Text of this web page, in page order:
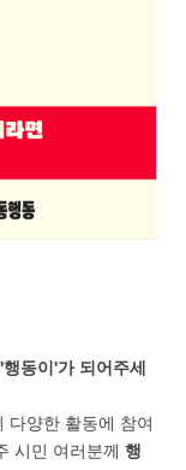
동이'가 되어주세
다양한 활동에 참여
시민 여러분께행